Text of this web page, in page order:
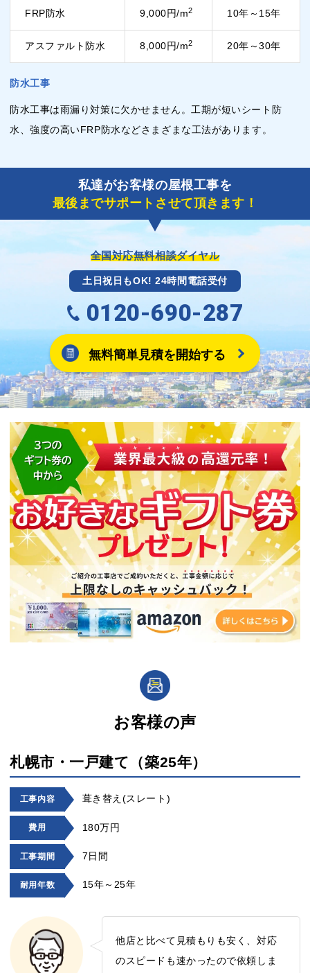
FRP防水 9,000円/m2 10年～15年
アスファルト防水 8,000円/m2 20年～30年
防水工事
防水工事は雨漏り対策に欠かせません。工期が短いシート防
水、強度の高いFRP防水などさまざまな工法があります。
私達がお客様の屋根工事を
最後までサポートさせて頂きます！
全国対応無料相談ダイヤル
土日祝日もOK! 24時間電話受付
0120-690-287
無料簡単見積を開始する
お客様の声
札幌市・一戸建て（築25年）
工事内容 葺き替え(スレート)
費用 180万円
工事期間 7日間
耐用年数 15年～25年
他店と比べて見積もりも安く、対応
のスピードも速かったので依頼しま